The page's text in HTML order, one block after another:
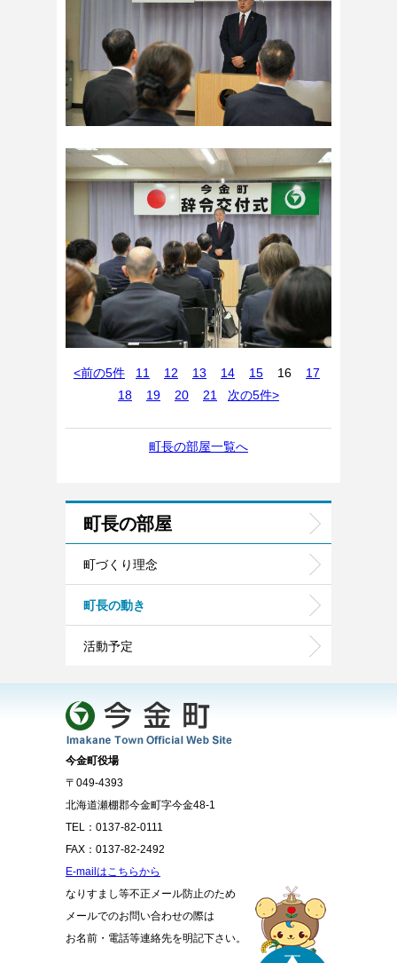
<前の5件 11 12 13 14 15 16
17
18
19 20 21 次の5件>
町長の部屋一覧へ
町長の部屋
町づくり理念
町長の動き
活動予定
今金町役場
〒049-4393
北海道瀬棚郡今金町字今金48-1
TEL：0137-82-0111
FAX：0137-82-2492
E-mailはこちらから
なりすまし等不正メール防止のため
メールでのお問い合わせの際は
お名前・電話等連絡先を明記下さい。